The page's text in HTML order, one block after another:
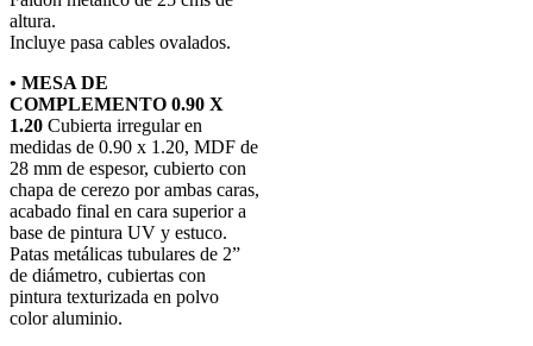
altura.
Incluye pasa cables ovalados.
• MESA DE
COMPLEMENTO 0.90 X
1.20 Cubierta irregular en
medidas de 0.90 x 1.20, MDF de
28 mm de espesor, cubierto con
chapa de cerezo por ambas caras,
acabado final en cara superior a
base de pintura UV y estuco.
Patas metálicas tubulares de 2”
de diámetro, cubiertas con
pintura texturizada en polvo
color aluminio.